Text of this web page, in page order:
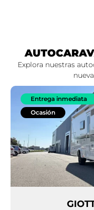
Explora nuestras
Entrega inmediata
Ocasión